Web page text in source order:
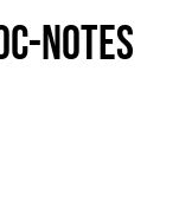
NOTES